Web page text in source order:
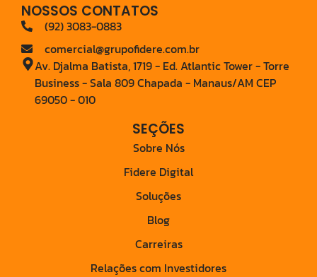
NOSSOS CONTATOS
(92) 3083-0883
comercial@grupofidere.com.br
Av. Djalma Batista, 1719 - Ed. Atlantic Tower - Torre
Business - Sala 809 Chapada - Manaus/AM CEP
69050 - 010
SEÇÕES
Sobre Nós
Fidere Digital
Soluções
Blog
Carreiras
Relações com Investidores